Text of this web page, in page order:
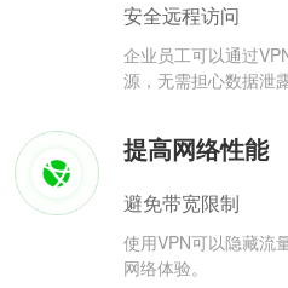
安全远程访问
企业员工可以通过
源，无需担心数据泄露
提高网络性能
避免带宽限制
使用VPN可以隐藏流
网络体验。